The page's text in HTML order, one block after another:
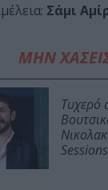
Σάμι
ΜΗΝ
Τυχερό
Sessions